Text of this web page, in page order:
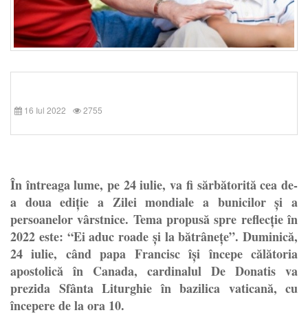
16 Iul 2022 2755
În întreaga lume, pe 24 iulie, va fi sărbătorită cea de-
a doua ediție a Zilei mondiale a bunicilor și a
persoanelor vârstnice. Tema propusă spre reflecție în
2022 este: “Ei aduc roade și la bătrânețe”. Duminică,
24 iulie, când papa Francisc își începe călătoria
apostolică în Canada, cardinalul De Donatis va
prezida Sfânta Liturghie în bazilica vaticană, cu
începere de la ora 10.